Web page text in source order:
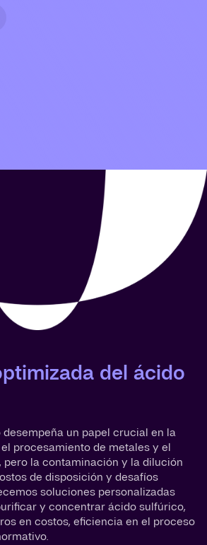
del ácido
un papel crucial en la
procesamiento de metales y el
pero la contaminación y la dilución
de disposición y desafíos
soluciones personalizadas
y concentrar ácido sulfúrico,
en costos, eficiencia en el proceso